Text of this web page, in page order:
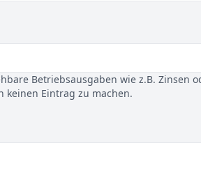
Betriebsausgaben wie z.B. Zinsen
Eintrag zu machen.